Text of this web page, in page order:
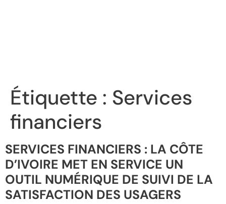
Étiquette : Services
financiers
SERVICES FINANCIERS : LA CÔTE
D’IVOIRE MET EN SERVICE UN
OUTIL NUMÉRIQUE DE SUIVI DE LA
SATISFACTION DES USAGERS